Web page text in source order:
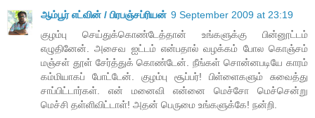
ஆம்பூர் எட்வின் / பிரபஞ்சப்ரியன் 9 September 2009 at 23:19
குழம்பு செய்துக்கொண்டேத்தான் உங்களுக்கு பின்னூட்டம்
எழுதினேன். அசைவ ஐட்டம் என்பதால் வழக்கம் போல கொஞ்சம்
மஞ்சள் தூள் சேர்த்துக் கொண்டேன். நீங்கள் சொன்னபடியே காரம்
கம்மியாகப் போட்டேன். குழம்பு சூப்பர்! பிள்ளைகளும் சுவைத்து
சாப்பிட்டார்கள். என் மனைவி என்னை மெச்சோ மெச்சென்று
மெச்சி தள்ளிவிட்டாள்! அதன் பெருமை உங்களுக்கே! நன்றி.